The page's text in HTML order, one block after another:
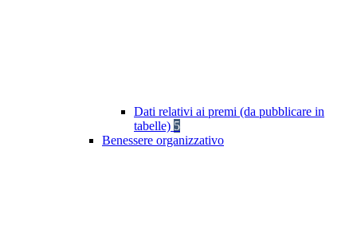
Dati relativi ai premi (da pubblicare in
tabelle) 5
Benessere organizzativo